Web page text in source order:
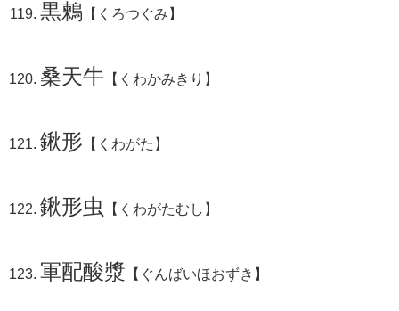
黒鶫 【くろつぐみ】
桑天牛 【くわかみきり】
鍬形 【くわがた】
鍬形虫 【くわがたむし】
軍配酸漿 【ぐんばいほおずき】